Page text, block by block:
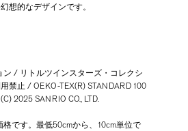
想的なデザインです。
/ リトルツインスターズ・コレクシ
禁止 / OEKO-TEX(R) STANDARD 100
2025 SANRIO CO., LTD.
です。最低50cmから、10cm単位で